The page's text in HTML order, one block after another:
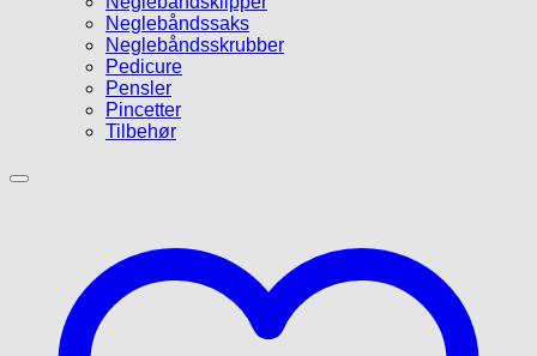
Neglebåndssaks
Neglebåndsskrubber
Pedicure
Pensler
Pincetter
Tilbehør